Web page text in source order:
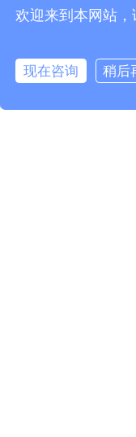
相关产品
欢迎来到本网站，
现在咨询 稍后